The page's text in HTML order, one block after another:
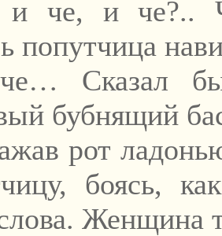
и че, иче?..
попутчица
… Сказал
бубнящий
рот
боясь,
Женщина